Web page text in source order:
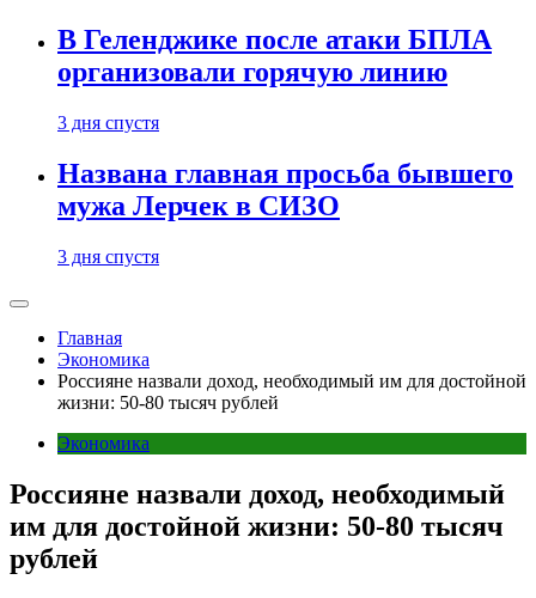
В Геленджике после атаки БПЛА
организовали горячую линию
3 дня спустя
Названа главная просьба бывшего
мужа Лерчек в СИЗО
3 дня спустя
Главная
Экономика
Россияне назвали доход, необходимый им для достойной
жизни: 50-80 тысяч рублей
Экономика
Россияне назвали доход, необходимый
им для достойной жизни: 50-80 тысяч
рублей